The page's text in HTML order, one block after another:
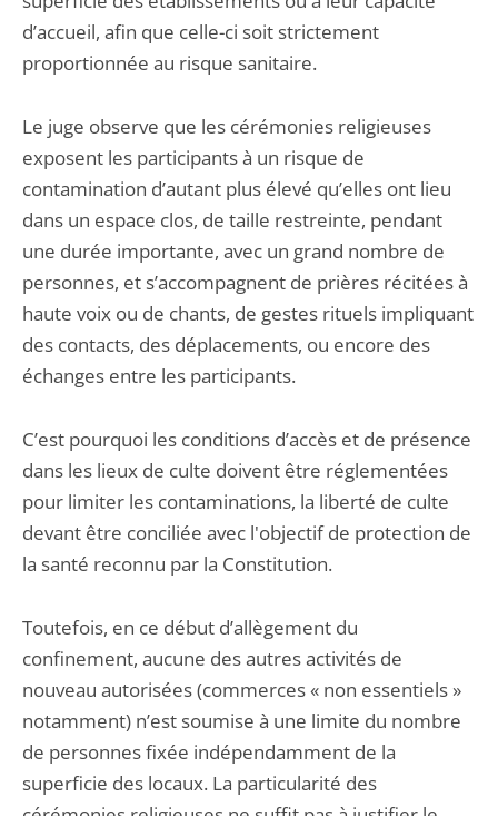
d’accueil, afin que celle-ci soit strictement
proportionnée au risque sanitaire.
Le juge observe que les cérémonies religieuses
exposent les participants à un risque de
contamination d’autant plus élevé qu’elles ont lieu
dans un espace clos, de taille restreinte, pendant
une durée importante, avec un grand nombre de
personnes, et s’accompagnent de prières récitées à
haute voix ou de chants, de gestes rituels impliquant
des contacts, des déplacements, ou encore des
échanges entre les participants.
C’est pourquoi les conditions d’accès et de présence
dans les lieux de culte doivent être réglementées
pour limiter les contaminations, la liberté de culte
devant être conciliée avec l'objectif de protection de
la santé reconnu par la Constitution.
Toutefois, en ce début d’allègement du
confinement, aucune des autres activités de
nouveau autorisées (commerces « non essentiels »
notamment) n’est soumise à une limite du nombre
de personnes fixée indépendamment de la
superficie des locaux. La particularité des